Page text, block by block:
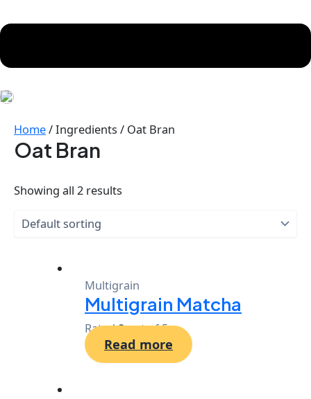
Home/ Ingredients / Oat Bran
Oat Bran
Showing all 2 results
Multigrain
Multigrain Matcha
Rated0out of 5
Read more